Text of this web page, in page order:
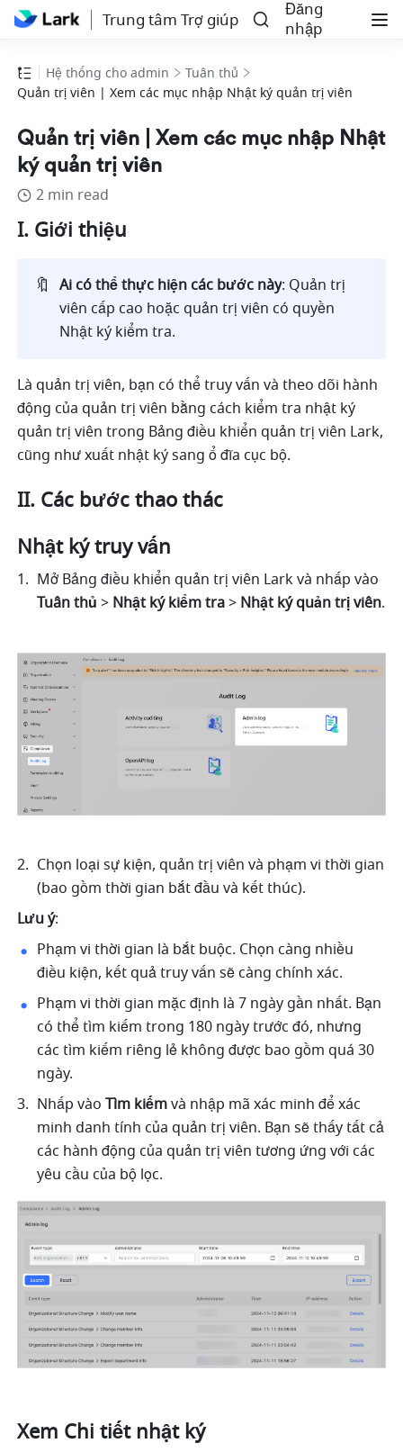
Trung tâm Trợ giúp
Đăng
nhập
Hệ thống cho admin
Tuân thủ
Quản trị viên | Xem các mục nhập Nhật ký quản trị viên
Quản trị viên | Xem các mục nhập Nhật
ký quản trị viên
2 min read
I. Giới thiệu
🔖 Ai có thể thực hiện các bước này: Quản trị
viên cấp cao hoặc quản trị viên có quyền
Nhật ký kiểm tra.
Là quản trị viên, bạn có thể truy vấn và theo dõi hành
động của quản trị viên bằng cách kiểm tra nhật ký
quản trị viên trong Bảng điều khiển quản trị viên Lark,
cũng như xuất nhật ký sang ổ đĩa cục bộ.
II. Các bước thao thác
Nhật ký truy vấn
Tuân thủ > Nhật ký kiểm tra > Nhật ký quản trị viên
Chọn loại sự kiện, quản trị viên và phạm vi thời gian
(bao gồm thời gian bắt đầu và kết thúc).
Lưu ý:
Phạm vi thời gian là bắt buộc. Chọn càng nhiều
điều kiện, kết quả truy vấn sẽ càng chính xác.
Phạm vi thời gian mặc định là 7 ngày gần nhất. Bạn
có thể tìm kiếm trong 180 ngày trước đó, nhưng
các tìm kiếm riêng lẻ không được bao gồm quá 30
ngày.
Nhấp vào Tìm kiếm và nhập mã xác minh để xác
minh danh tính của quản trị viên. Bạn sẽ thấy tất cả
các hành động của quản trị viên tương ứng với các
yêu cầu của bộ lọc.
Xem Chi tiết nhật ký